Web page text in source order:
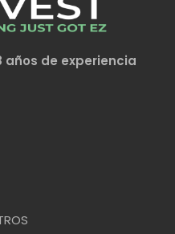
de experiencia